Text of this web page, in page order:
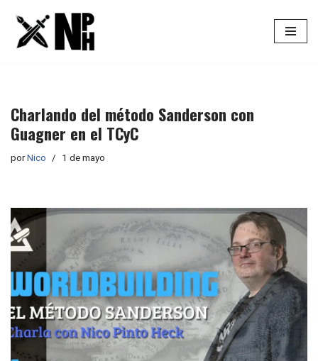
Saltar
Charlando del método Sanderson con
Guagner en el TCyC
porNico 1 de mayo